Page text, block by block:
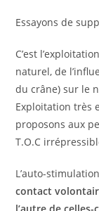
Essayons de
C’est
naturel, de
du crâne) sur le
Exploitation très
proposons aux
T.O.C
L’auto-
contact